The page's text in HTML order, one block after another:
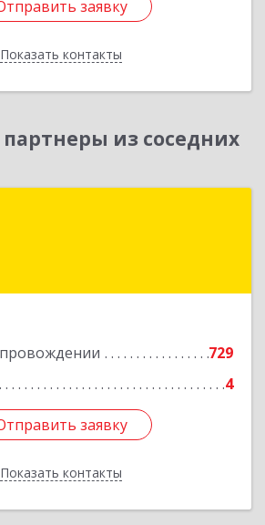
заявку
Показать контакты
заявку
Назад
из соседних
729
4
заявку
Показать контакты
обл, Псков г, Советская ул,
заявку
Назад